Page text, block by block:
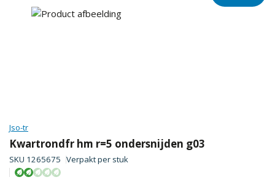
Jso-tr
Kwartrondfr hm r=5 ondersnijden g03
SKU 1265675 Verpakt per stuk